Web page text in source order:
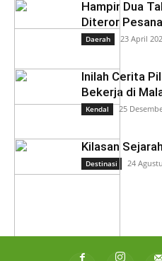
Hampir Dua
Diteror
Daerah 23 April
Inilah Cerita
Bekerja di
Kendal 25
Kilasan
Destinasi 24